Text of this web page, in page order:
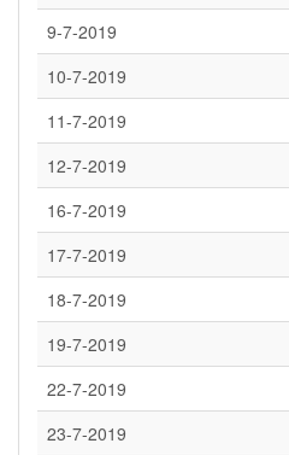
9-7-2019
10-7-2019
11-7-2019
12-7-2019
16-7-2019
17-7-2019
18-7-2019
19-7-2019
22-7-2019
23-7-2019